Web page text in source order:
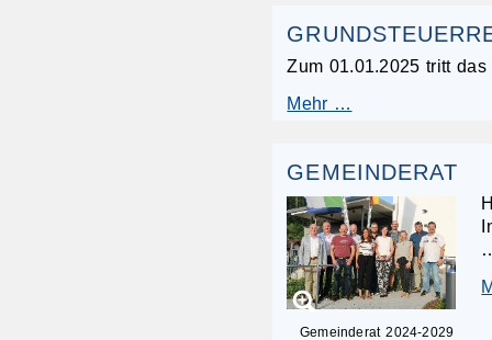
Zum 01.01.2025 tritt
Mehr …
GEMEINDERAT
Gemeinderat 2024-2029